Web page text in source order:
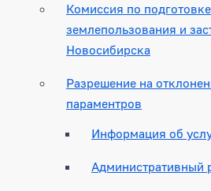
Комиссия по
землепользования и
Новосибирска
Разрешение на
параментров
Информация об
Административный